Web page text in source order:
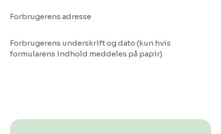
Forbrugerens adresse
Forbrugerens underskriftog dato (kun hvis
formularens indhold meddeles på papir)